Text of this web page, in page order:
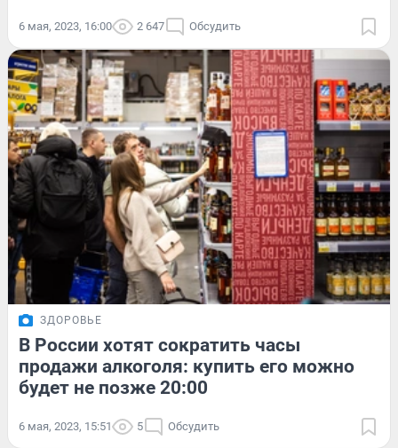
6 мая, 2023, 16:00 2 647 Обсудить
ЗДОРОВЬЕ
В России хотят сократить часы
продажи алкоголя: купить его можно
будет не позже 20:00
6 мая, 2023, 15:51 5 Обсудить